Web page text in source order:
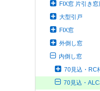
FIX窓 片引き窓
大型引戸
FIX窓
外倒し窓
内倒し窓
70見込・RC
70見込・